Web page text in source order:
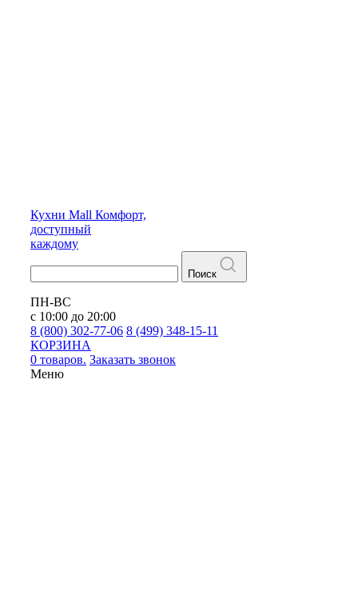
Кухни Mall Комфорт,
доступный
каждому
Поиск
ПН-ВС
с 10:00 до 20:00
8 (800) 302-77-06 8 (499) 348-15-11
КОРЗИНА
0 товаров. Заказать звонок
Меню